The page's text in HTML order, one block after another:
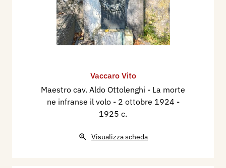
Vaccaro Vito
Maestro cav. Aldo Ottolenghi - La morte
ne infranse il volo - 2 ottobre 1924 -
1925 c.
Visualizza scheda